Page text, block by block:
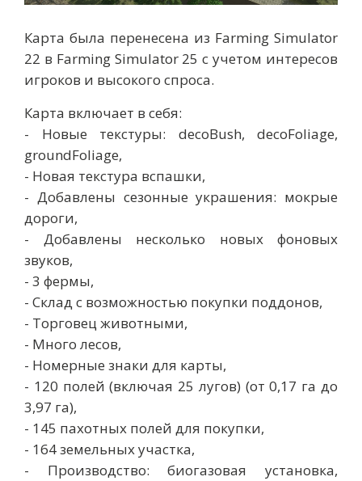
Карта была перенесена из Farming Simulator
22 в Farming Simulator 25 с учетом интересов
игроков и высокого спроса.
Карта включает в себя:
- Новые текстуры: decoBush, decoFoliage,
groundFoliage,
- Новая текстура вспашки,
- Добавлены сезонные украшения: мокрые
дороги,
- Добавлены несколько новых фоновых
звуков,
- 3 фермы,
- Склад с возможностью покупки поддонов,
- Торговец животными,
- Много лесов,
- Номерные знаки для карты,
- 120 полей (включая 25 лугов) (от 0,17 га до
3,97 га),
- 145 пахотных полей для покупки,
- 164 земельных участка,
- Производство: биогазовая установка,